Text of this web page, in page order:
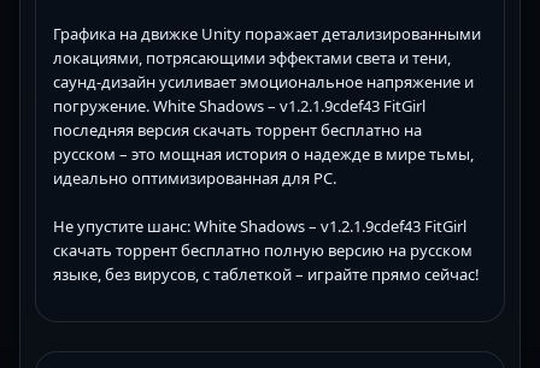
Графика на движке Unity поражает детализированными
локациями, потрясающими эффектами света и тени,
саунд-дизайн усиливает эмоциональное напряжение и
погружение. White Shadows – v1.2.1.9cdef43 FitGirl
последняя версия скачать торрент бесплатно на
русском – это мощная история о надежде в мире тьмы,
идеально оптимизированная для PC.
Не упустите шанс: White Shadows – v1.2.1.9cdef43 FitGirl
скачать торрент бесплатно полную версию на русском
языке, без вирусов, с таблеткой – играйте прямо сейчас!